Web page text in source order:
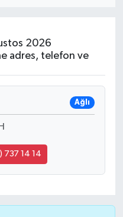
2026
adres, telefon ve
Ağlı
737 14 14